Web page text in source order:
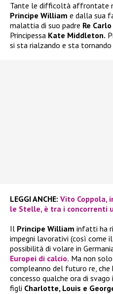
Tante le difficoltà affrontate
Principe William e dalla sua
malattia di suo padre Re
Principessa Kate Middleton.
si sta rialzando e sta
LEGGI ANCHE: Vito Coppola,
le Stelle, è tra i concorrenti
Il Principe William infatti ha
impegni lavorativi (così come
possibilità di volare in
Europei di calcio. Ma non
compleanno del futuro re, che
concesso qualche ora di svago
figli Charlotte, Louis e